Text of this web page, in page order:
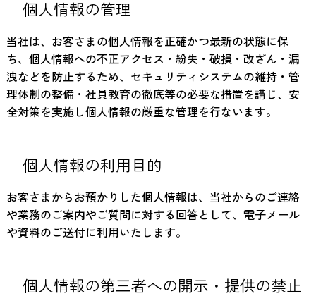
個人情報の管理
当社は、お客さまの個人情報を正確かつ最新の状態に保
ち、個人情報への不正アクセス・紛失・破損・改ざん・漏
洩などを防止するため、セキュリティシステムの維持・管
理体制の整備・社員教育の徹底等の必要な措置を講じ、安
全対策を実施し個人情報の厳重な管理を行ないます。
個人情報の利用目的
お客さまからお預かりした個人情報は、当社からのご連絡
や業務のご案内やご質問に対する回答として、電子メール
や資料のご送付に利用いたします。
個人情報の第三者への開示・提供の禁止